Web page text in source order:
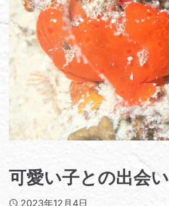
可愛い子との出会い
Published
2023年12月4日